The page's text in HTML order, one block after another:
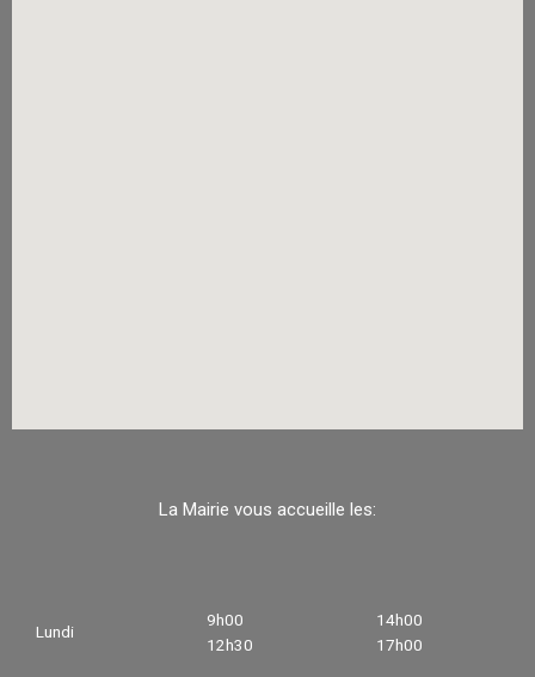
La Mairie vous accueille les:
Lundi
9h00
12h30
14h00
17h00